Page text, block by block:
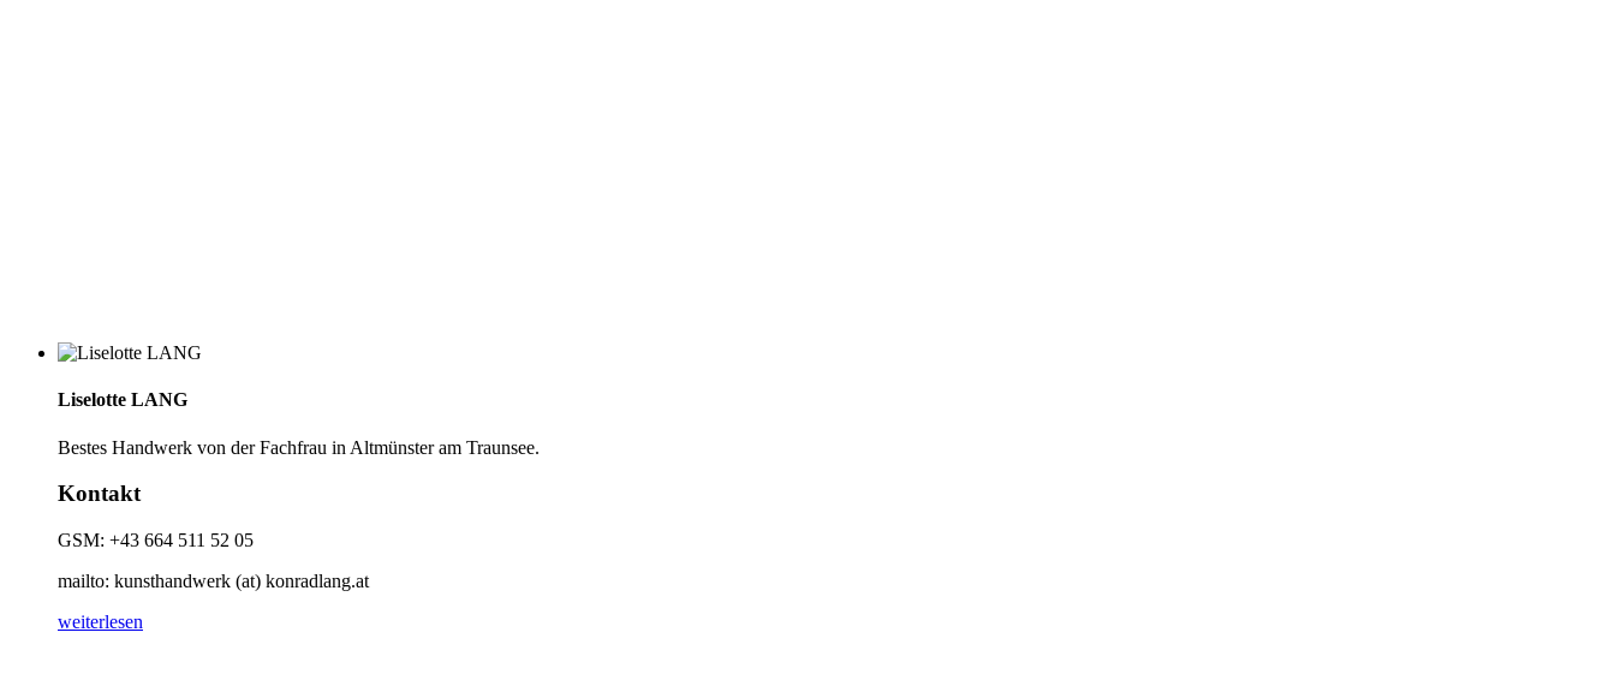
Liselotte LANG
Bestes Handwerk von der Fachfrau in Altmünster am Traunsee.
Kontakt
GSM: +43 664 511 52 05
mailto: kunsthandwerk (at) konradlang.at
weiterlesen